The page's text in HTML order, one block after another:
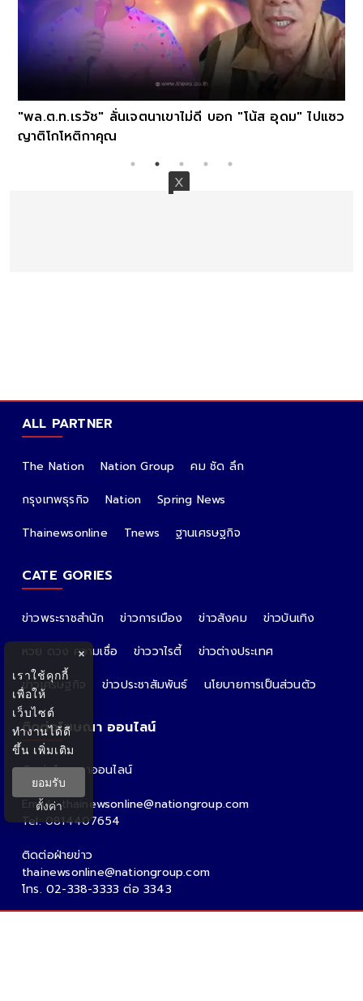
"พล.ต.ท.เรวัช" ลั่นเจตนาเขาไม่ดี บอก "โน้ส อุดม" ไปแซว
ญาติโกโหติกาคุณ
ALL PARTNER
The Nation Nation Group
คม ชัด ลึก
กรุงเทพธุรกิจ
Nation
Spring News
Thainewsonline
Tnews ฐานเศรษฐกิจ
CATE GORIES
ข่าวพระราชสำนัก ข่าวการเมือง ข่าวสังคม
ข่าวบันเทิง
หวย ดวง ความเชื่อ
ข่าววาไรตี้
ข่าวต่างประเทศ
ข่าวเศรษฐกิจ
ข่าวประชาสัมพันธ์ นโยบายการเป็นส่วนตัว
ติดต่อโฆษณา ออนไลน์
ติดต่อโฆษณาออนไลน์
คุณอ้อ
Email : thainewsonline@nationgroup.com
Tel: 0814407654
ติดต่อฝ่ายข่าว
thainewsonline@nationgroup.com
โทร. 02-338-3333 ต่อ 3343
×
เราใช้คุกกี้
เพื่อให้
เว็บไซต์
ทำงานได้ดี
ขึ้น เพิ่มเติม
ยอมรับ
ตั้งค่า